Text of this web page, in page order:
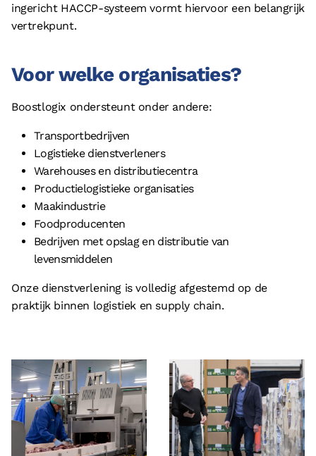
ingericht HACCP-systeem vormt hiervoor een belangrijk
vertrekpunt.
Voor welke organisaties?
Boostlogix ondersteunt onder andere:
Transportbedrijven
Logistieke dienstverleners
Warehouses en distributiecentra
Productielogistieke organisaties
Maakindustrie
Foodproducenten
Bedrijven met opslag en distributie van
levensmiddelen
Onze dienstverlening is volledig afgestemd op de
praktijk binnen logistiek en supply chain.